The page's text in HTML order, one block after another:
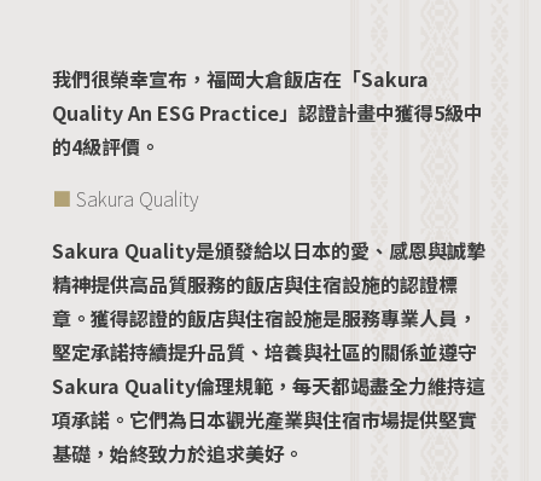
我們很榮幸宣布，福岡大倉飯店在「Sakura
Quality An ESG Practice」認證計畫中獲得5級中
的4級評價。
■ Sakura Quality
Sakura Quality是頒發給以日本的愛、感恩與誠摯
精神提供高品質服務的飯店與住宿設施的認證標
章。獲得認證的飯店與住宿設施是服務專業人員，
堅定承諾持續提升品質、培養與社區的關係並遵守
Sakura Quality倫理規範，每天都竭盡全力維持這
項承諾。它們為日本觀光產業與住宿市場提供堅實
基礎，始終致力於追求美好。